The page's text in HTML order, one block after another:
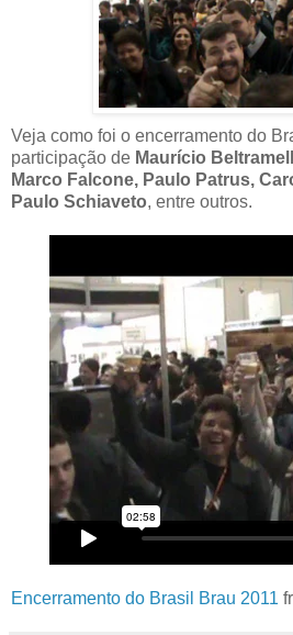
Veja como foi o encerramento do
participação de Maurício
Marco Falcone, Paulo Patrus,
Paulo Schiaveto, entre outros.
Encerramento do Brasil Brau 2011